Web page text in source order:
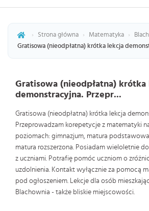
› Strona główna › Matematyka ›
Gratisowa (nieodpłatna) krótka lekcja
Gratisowa (nieodpłatna) krótka
demonstracyjna. Przepr...
Gratisowa (nieodpłatna) krótka lekcja
Przeprowadzam korepetycje z matematyki
poziomach: gimnazjum, matura
matura rozszerzona. Posiadam wieloletnie
z uczniami. Potrafię pomóc uczniom o
uzdolnienia. Kontakt wyłącznie za pomocą
pod ogłoszeniem. Lekcje dla osób
Blachownia - także bliskie miejscowości.